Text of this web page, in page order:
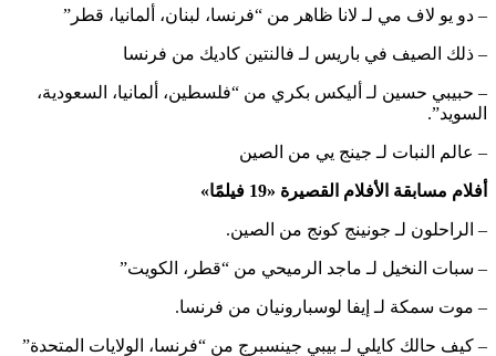
– دو يو لاف مي لـ لانا ظاهر من “فرنسا، لبنان، ألمانيا، قطر”
– ذلك الصيف في باريس لـ فالنتين كاديك من فرنسا
– حبيبي حسين لـ أليكس بكري من “فلسطين، ألمانيا، السعودية،
السويد”.
– عالم النبات لـ جينج يي من الصين
أفلام مسابقة الأفلام القصيرة «19 فيلمًا»
– الراحلون لـ جونينج كونج من الصين.
– سبات النخيل لـ ماجد الرميحي من “قطر، الكويت”
– موت سمكة لـ إيفا لوسبارونيان من فرنسا.
– كيف حالك كايلي لـ بيبي جينسبرج من “فرنسا، الولايات المتحدة”